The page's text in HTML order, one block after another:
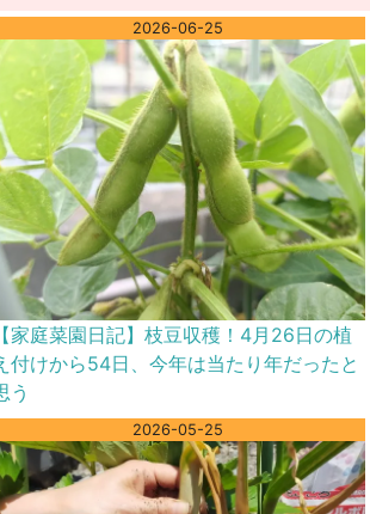
2026-06-25
家庭菜園日記】枝豆収穫！4月26日の植
付けから54日、今年は当たり年だったと
う
2026-05-25